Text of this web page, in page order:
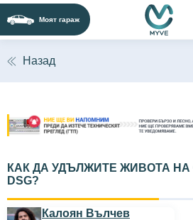
Моят гараж
Назад
КАК ДА УДЪЛЖИТЕ ЖИВОТА НА
DSG?
Калоян Вълчев